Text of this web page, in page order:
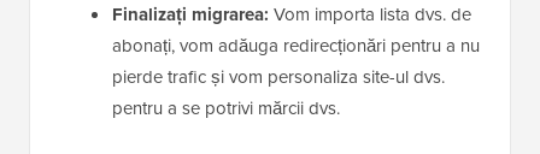
Finalizați migrarea: Vom importa lista dvs. de
abonați, vom adăuga redirecționări pentru a nu
pierde trafic și vom personaliza site-ul dvs.
pentru a se potrivi mărcii dvs.